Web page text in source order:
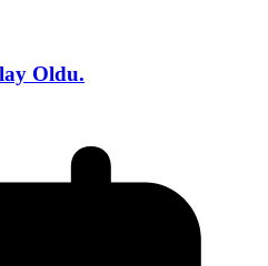
Oldu.